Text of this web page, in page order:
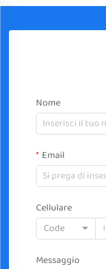
Nome
Email
Cellulare
Code
Messaggio